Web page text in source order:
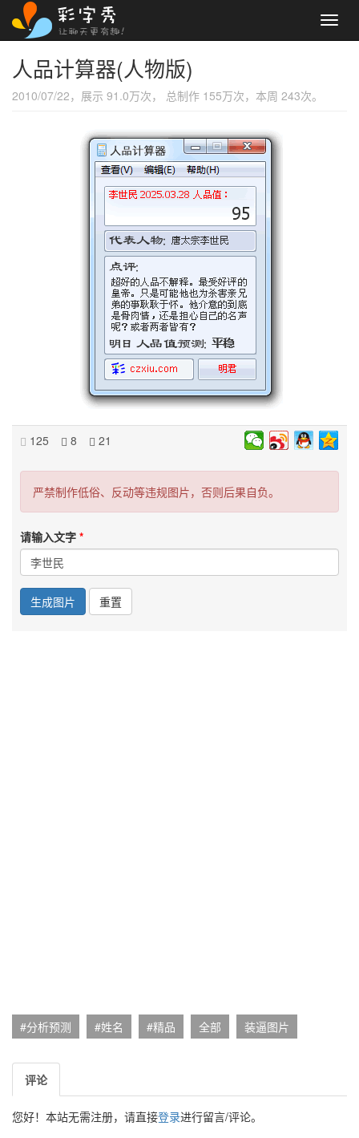
人品计算器(人物版)
2010/07/22，展示 91.0万次， 总制作 155万次，本周 243次。
125 8 21
严禁制作低俗、反动等违规图片，否则后果自负。
请输入文字
生成图片 重置
#分析预测 #姓名 #精品 全部 装逼图片
评论
您好！本站无需注册，请直接登录进行留言/评论。